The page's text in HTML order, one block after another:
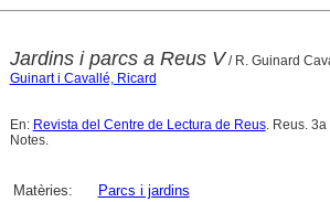
Jardins i parcs a Reus V/ R. Guinard
Guinart i Cavallé, Ricard
En: Revista del Centre de Lectura de Reus. Reus. 3a
Notes.
Matèries:
Parcs i jardins